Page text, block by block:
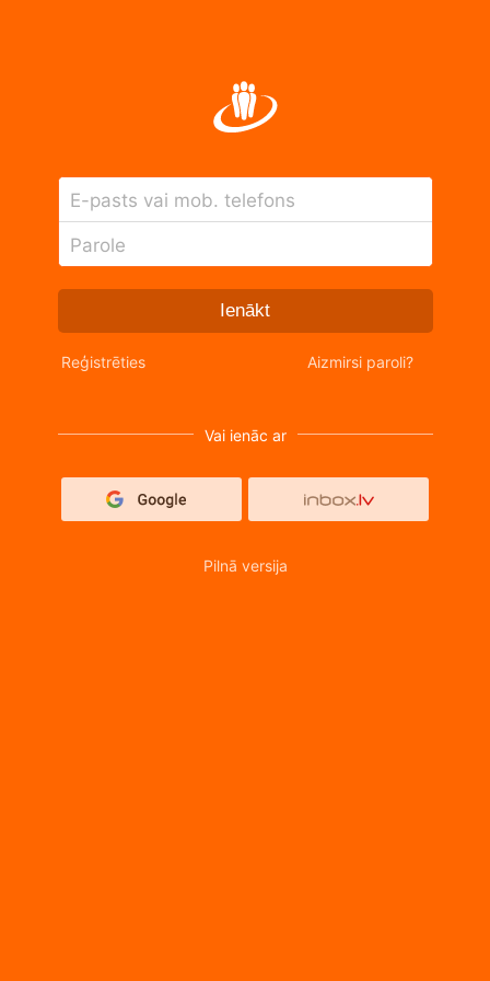
E-pasts vai mob. telefons
Parole
Ienākt
Reģistrēties Aizmirsi paroli?
Vai ienāc ar
Pilnā versija